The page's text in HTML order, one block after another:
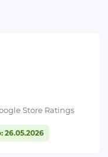
Store Ratings
26.05.2026